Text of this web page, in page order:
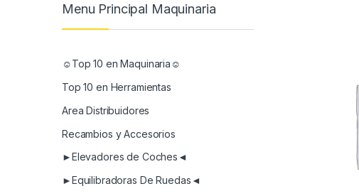
Menu Principal Maquinaria
☺Top 10 en Maquinaria☺
Top 10 en Herramientas
Area Distribuidores
Recambios y Accesorios
►Elevadores de Coches◄
►Equilibradoras De Ruedas◄